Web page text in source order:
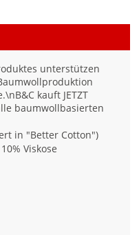
unterstützen
kauft JETZT
baumwollbasierten
in "Better Cotton")
Viskose